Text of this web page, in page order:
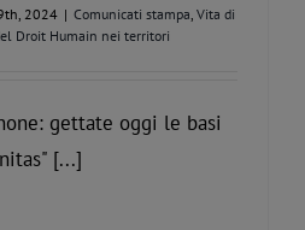
2024 | Comunicati stampa, Vita di
Droit Humain nei territori
gettate oggi le basi
[...]